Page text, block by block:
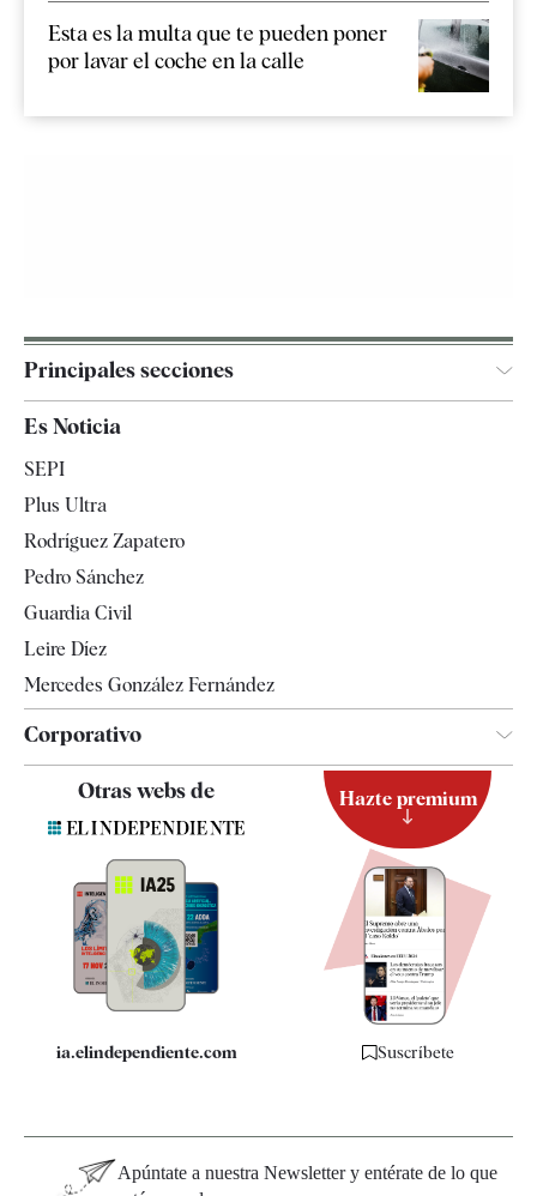
Esta es la multa que te pueden poner
por lavar el coche en la calle
Principales secciones
España
Televisión
Es Noticia
SEPI
Plus Ultra
Rodríguez Zapatero
Pedro Sánchez
Guardia Civil
Leire Díez
Mercedes González Fernández
Corporativo
Contacto
Quiénes somos
Especificaciones
Otras webs de
ia.elindependiente.com
Hazte premium
Suscríbete
Apúntate a nuestra Newsletter y entérate de lo que